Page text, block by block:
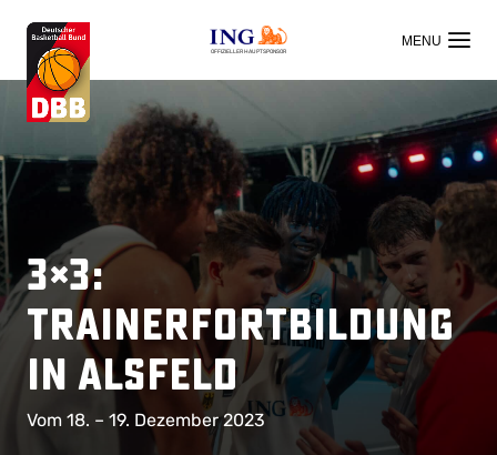
OFFIZIELLER HAUPTSPONSOR
3×3:
Trainerfortbildung
in Alsfeld
Vom 18. – 19. Dezember 2023